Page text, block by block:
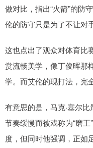
做对比，指出“火箭”的防
伦的防守只是为了不让对
这也点出了观众对体育
赏流畅美学，像丁俊晖那
学。而艾伦的现打法，完
有意思的是，马克·塞尔
节奏缓慢而被戏称为“磨
度，但同时他强调，正如